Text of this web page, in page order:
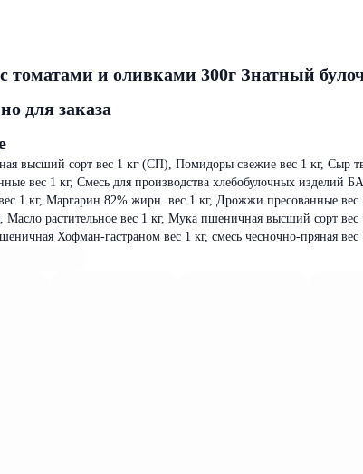
томатами и оливками 300г Знатный
для заказа
высший сорт вес 1 кг (СП), Помидоры свежие вес 1 кг, Сыр
вес 1 кг, Смесь для производства хлебобулочных
вес 1 кг, Маргарин 82% жирн. вес 1 кг, Дрожжи пресованные
Масло растительное вес 1 кг, Мука пшеничная высший сорт
Хофман-гастраном вес 1 кг, смесь чесночно-пряная вес